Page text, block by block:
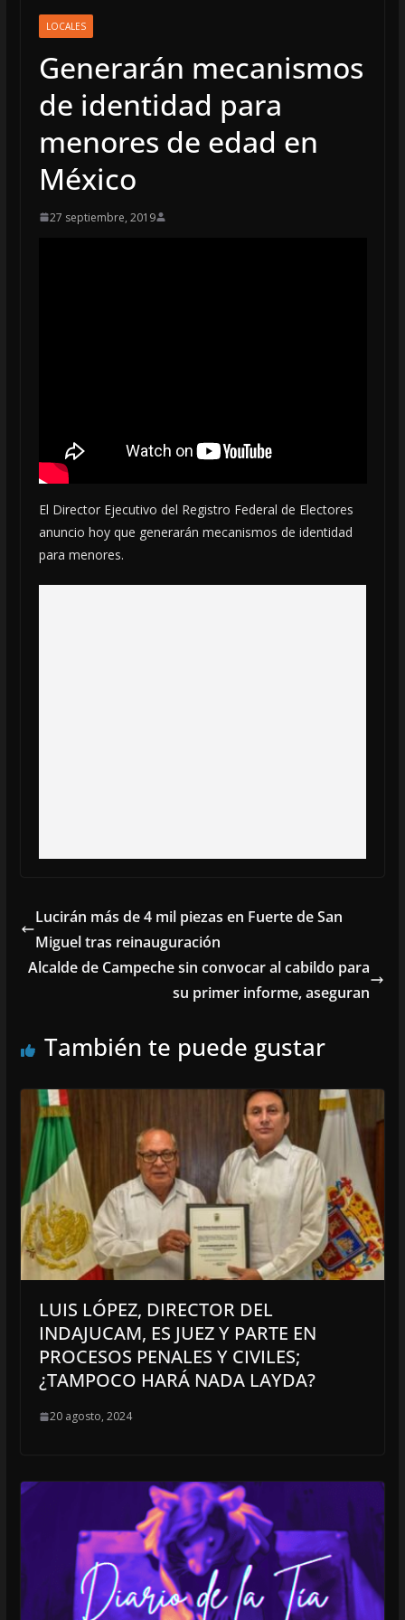
LOCALES
Generarán mecanismos
de identidad para
menores de edad en
México
27 septiembre, 2019
El Director Ejecutivo del Registro Federal de Electores
anuncio hoy que generarán mecanismos de identidad
para menores.
Lucirán más de 4 mil piezas en Fuerte de San
Miguel tras reinauguración
Alcalde de Campeche sin convocar al cabildo para
su primer informe, aseguran
También te puede gustar
LUIS LÓPEZ, DIRECTOR DEL
INDAJUCAM, ES JUEZ Y PARTE EN
PROCESOS PENALES Y CIVILES;
¿TAMPOCO HARÁ NADA LAYDA?
20 agosto, 2024